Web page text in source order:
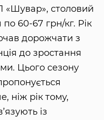
«Шувар», столовий
60-67 грн/кг. Рік
дорожчати з
до зростання
Цього сезону
ніж рік тому,
із